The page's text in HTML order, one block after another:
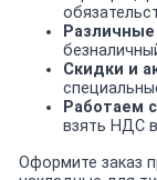
Скидки и
Работаем
взять НДС
Оформите заказ